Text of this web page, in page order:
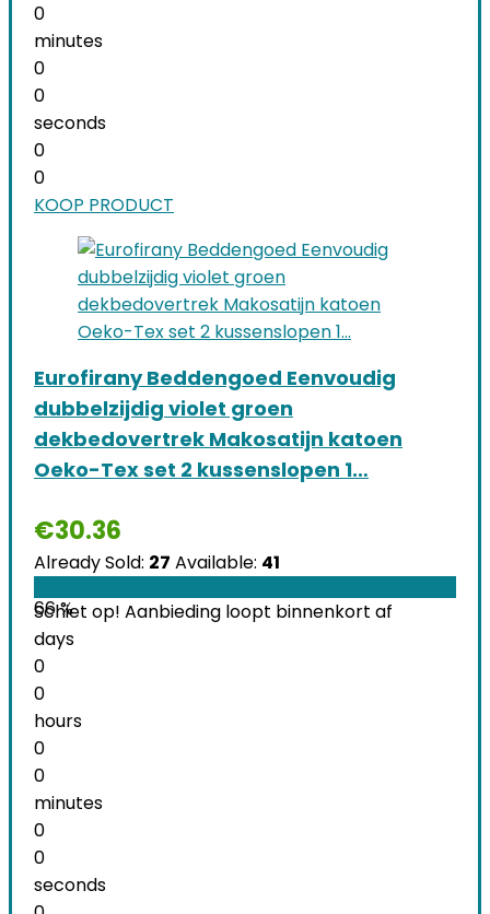
0
minutes
0
0
seconds
0
0
KOOP PRODUCT
Eurofirany Beddengoed Eenvoudig
dubbelzijdig violet groen
dekbedovertrek Makosatijn katoen
Oeko-Tex set 2 kussenslopen 1…
€30.36
Already Sold: 27 Available: 41
66 %
Schiet op! Aanbieding loopt binnenkort af
days
0
0
hours
0
0
minutes
0
0
seconds